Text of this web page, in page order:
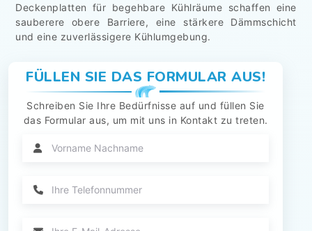
Deckenplatten für begehbare Kühlräume schaffen eine
sauberere obere Barriere, eine stärkere Dämmschicht
und eine zuverlässigere Kühlumgebung.
FÜLLEN SIE DAS FORMULAR AUS!
Schreiben Sie Ihre Bedürfnisse auf und füllen Sie
das Formular aus, um mit uns in Kontakt zu treten.